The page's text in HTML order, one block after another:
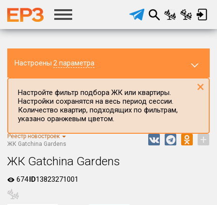
Настроены 2 параметра
Регион ЖК
Все
Населённый пункт
Настройте фильтр подбора ЖК или квартиры.
Настройки сохранятся на весь период сессии.
Количество квартир, подходящих по фильтрам,
указано оранжевым цветом.
×
Реестр новостроек
ЖК Gatchina Gardens
+
ЖК Gatchina Gardens
674ID13823271001